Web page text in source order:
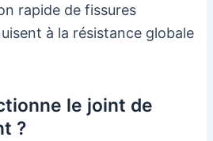
rapide de fissures
à la résistance globale
le joint de
?